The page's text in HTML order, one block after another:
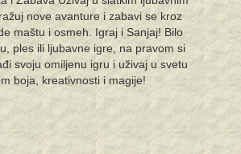
nove avanture i zabavi se kroz
maštu i osmeh. Igraj i Sanjaj! Bilo
ples ili ljubavne igre, na pravom si
svoju omiljenu igru i uživaj u svetu
boja, kreativnosti i magije!